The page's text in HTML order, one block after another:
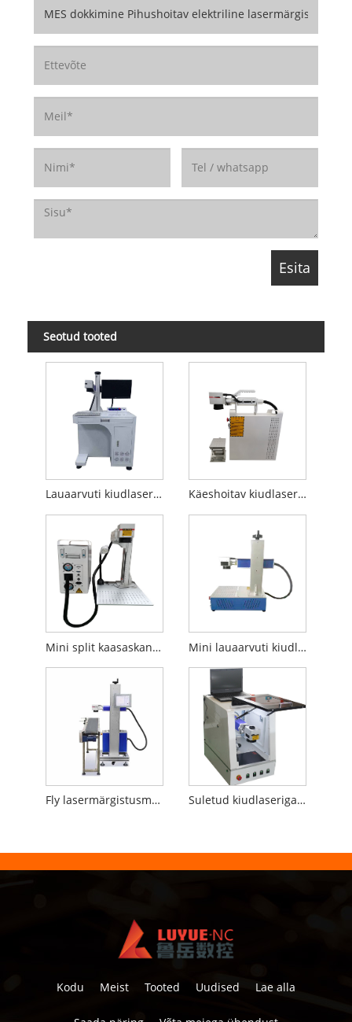
Seotud tooted
Lauaarvuti kiudlaseriga märgistamismasin Käeshoitav kiudlaseriga markeerimismasin
Mini split kaasaskantav fiiberlaseriga märgistamismasin Mini lauaarvuti kiudlaseriga märgistamismasin
Fly lasermärgistusmasin tootmisliinile Suletud kiudlaseriga märgistamismasin
Kodu Meist Tooted Uudised Lae alla